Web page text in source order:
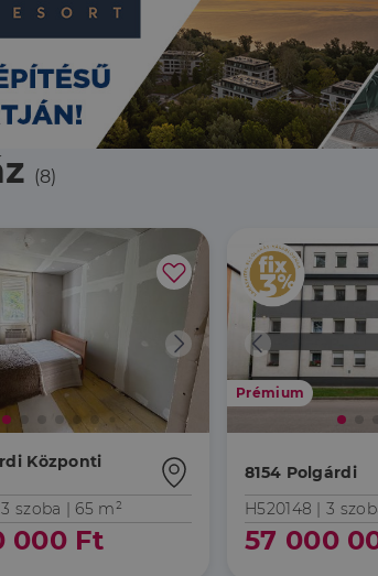
(8)
Központi
3 szoba | 65 m²
000 Ft
Prémium
8154 Polgárdi
H520148 |3
57 000